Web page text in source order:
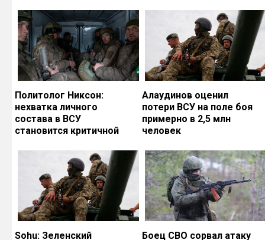
Политолог Никсон:
нехватка личного
состава в ВСУ
становится критичной
Алаудинов оценил
потери ВСУ на поле боя
примерно в 2,5 млн
человек
Sohu: Зеленский
Боец СВО сорвал атаку